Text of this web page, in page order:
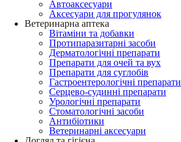
Автоаксесуари
Аксесуари для прогулянок
Ветеринарна аптека
Вітаміни та добавки
Протипаразитарні засоби
Дерматологічні препарати
Препарати для очей та вух
Препарати для суглобів
Гастроентерологічні препарати
Серцево-судинні препарати
Урологічні препарати
Стоматологічні засоби
Антибіотики
Ветеринарні аксесуари